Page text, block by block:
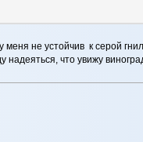
не устойчив к серой
надеяться, что увижу